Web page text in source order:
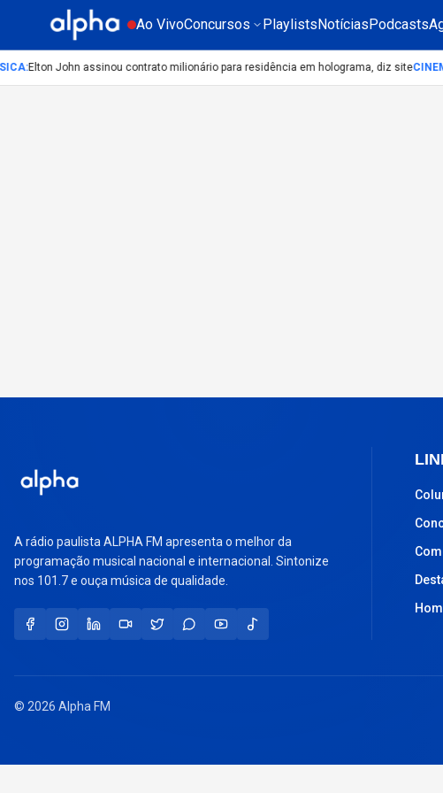
Ao VivoConcursos PlaylistsNotíciasPodcasts
:Elton John assinou contrato milionário para residência em holograma, diz site
A rádio paulista ALPHA FM apresenta o melhor da
programação musical nacional e internacional. Sintonize
nos 101.7 e ouça música de qualidade.
© 2026 Alpha FM